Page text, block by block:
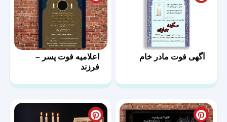
آگهی فوت مادر خام
اعلامیه فوت پسر –
فرزند